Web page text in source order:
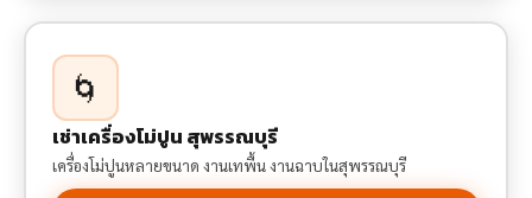
🌀
เช่าเครื่องโม่ปูน สุพรรณบุรี
เครื่องโม่ปูนหลายขนาด งานเทพื้น งานฉาบในสุพรรณบุรี